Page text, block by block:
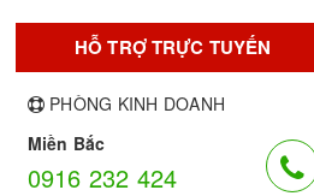
HỖ TRỢ TRỰC TUYẾN
PHÒNG KINH DOANH
Miền Bắc
0916 232 424